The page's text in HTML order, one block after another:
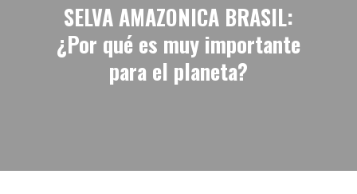
SELVA AMAZONICA BRASIL:
¿Por qué es muy importante
para el planeta?